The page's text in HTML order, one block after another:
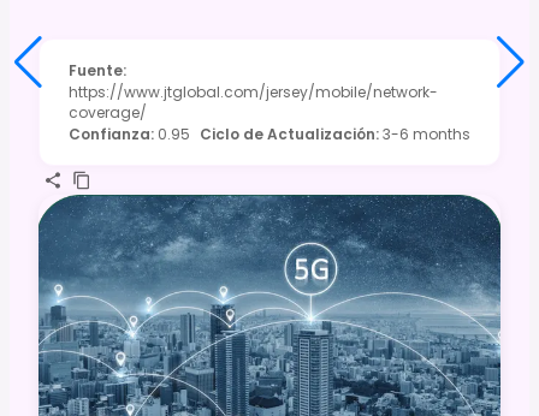
Fuente:
https://www.jtglobal.com/jersey/mobile/network-
coverage/
Confianza: 0.95 Ciclo de Actualización:3-6 months